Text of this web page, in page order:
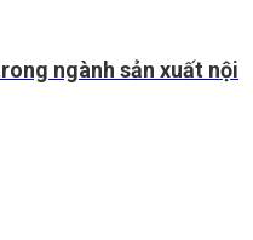
ngành sản xuất nội